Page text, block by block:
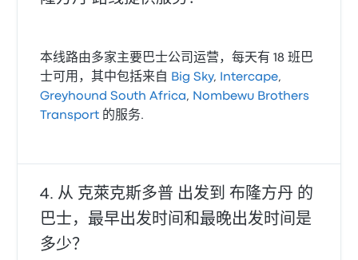
本线路由多家主要巴士公司运营，每天有 18 班巴
士可用，其中包括来自
Big Sky, Intercape,
Greyhound South Africa, Nombewu Brothers
Transport 的服务.
从 克萊克斯多普 出发到 布隆方丹 的
巴士，最早出发时间和最晚出发时间是
多少？